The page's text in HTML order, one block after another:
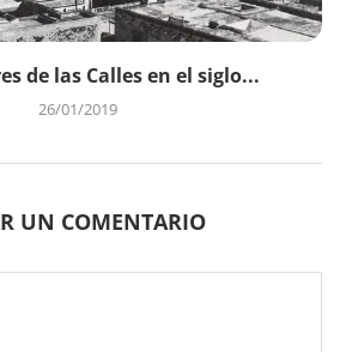
de las Calles en el siglo...
26/01/2019
UN COMENTARIO